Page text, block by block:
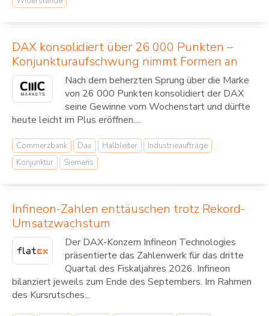
DAX konsolidiert über 26 000 Punkten –
Konjunkturaufschwung nimmt Formen an
Nach dem beherzten Sprung über die Marke
von 26 000 Punkten konsolidiert der DAX
seine Gewinne vom Wochenstart und dürfte
heute leicht im Plus eröffnen....
Commerzbank Dax Halbleiter
Industrieaufträge
Konjunktur
Siemens
Infineon-Zahlen enttäuschen trotz Rekord-
Umsatzwachstum
Der DAX-Konzern Infineon Technologies
präsentierte das Zahlenwerk für das dritte
Quartal des Fiskaljahres 2026. Infineon
bilanziert jeweils zum Ende des Septembers. Im Rahmen
des Kursrutsches...